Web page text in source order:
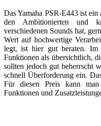
Das Yamaha PSR-E443 ist
den Ambitionierten und
verschiedenen Sounds hat,
Wert auf hochwertige
legt, ist hier gut beraten. Im
Funktionen als übersichtlich,
sollten jedoch gut beherrscht
schnell Überforderung ein.
Für diesen Preis kann
Funktionen und